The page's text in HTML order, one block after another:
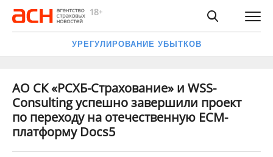
УРЕГУЛИРОВАНИЕ УБЫТКОВ
АО СК «РСХБ-Страхование» и WSS-
Consulting успешно завершили проект
по переходу на отечественную ECM-
платформу Docs5